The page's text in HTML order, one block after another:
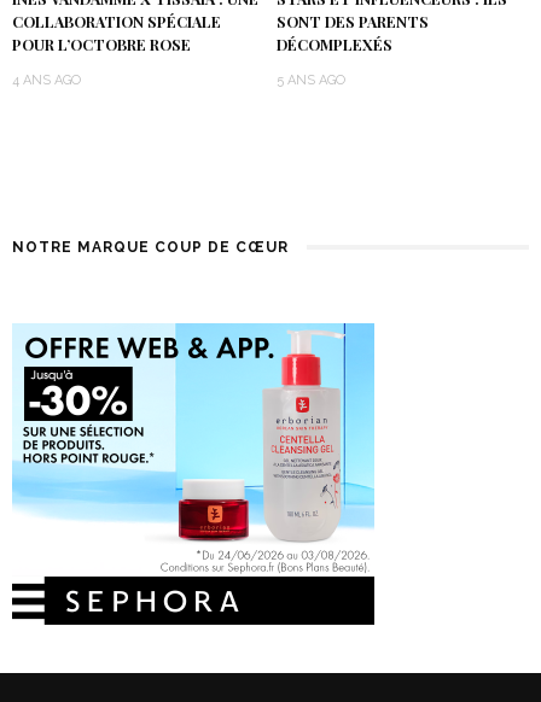
COLLABORATION SPÉCIALE
POUR L’OCTOBRE ROSE
4 ANS AGO
SONT DES PARENTS
DÉCOMPLEXÉS
5 ANS AGO
NOTRE MARQUE COUP DE CŒUR